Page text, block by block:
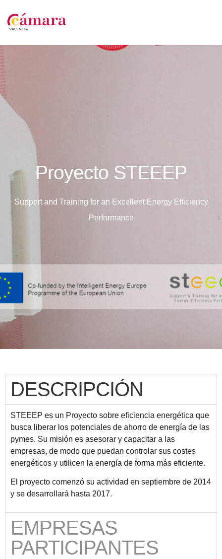
Proyecto STEEEP
Support and Training for an Excellent Energy Efficiency
Performance
DESCRIPCIÓN
STEEEP es un Proyecto sobre eficiencia energética que
busca liberar los potenciales de ahorro de energía de las
pymes. Su misión es asesorar y capacitar a las
empresas, de modo que puedan controlar sus costes
energéticos y utilicen la energía de forma más eficiente. ​
El proyecto comenzó su actividad en septiembre de 2014
y se desarrollará hasta 2017.​​
EMPRESAS
PARTICIPANTES